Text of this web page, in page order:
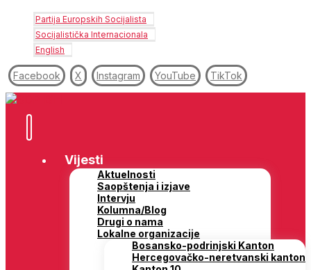
Partija Europskih Socijalista
Socijalistička Internacionala
English
Facebook X Instagram YouTube TikTok
Vijesti
Aktuelnosti
Saopštenja i izjave
Intervju
Kolumna/Blog
Drugi o nama
Lokalne organizacije
Bosansko-podrinjski Kanton
Hercegovačko-neretvanski kanton